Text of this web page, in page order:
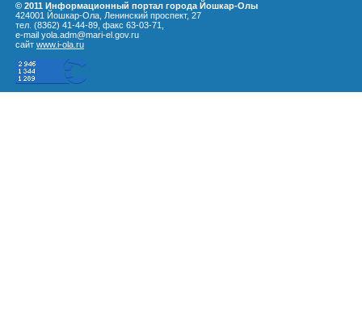
© 2011 Информационный портал города Йошкар-Олы
424001 Йошкар-Ола, Ленинский проспект, 27
тел. (8362) 41-44-89, факс 63-03-71,
e-mail yola.adm@mari-el.gov.ru
сайт www.i-ola.ru